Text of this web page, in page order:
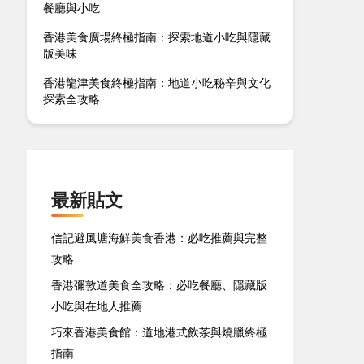
餐廳與小吃
香港美食廣場終極指南：探索地道小吃與隱藏
版美味
香港龍津美食終極指南：地道小吃秘辛與文化
探索全攻略
最新貼文
信記避風塘海鮮美食香港：必吃推薦與完整
攻略
香港彌敦道美食全攻略：必吃餐廳、隱藏版
小吃與在地人推薦
巧來香港美食館：道地港式飲茶與燒臘終極
指南